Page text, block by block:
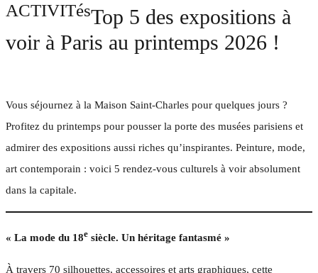
ACTIVITésTop 5 des expositions à
voir à Paris au printemps 2026 !
Vous séjournez à la Maison Saint-Charles pour quelques jours ?
Profitez du printemps pour pousser la porte des musées parisiens et
admirer des expositions aussi riches qu’inspirantes. Peinture, mode,
art contemporain : voici 5 rendez-vous culturels à voir absolument
dans la capitale.
« La mode du 18e siècle. Un héritage fantasmé »
À travers 70 silhouettes, accessoires et arts graphiques, cette